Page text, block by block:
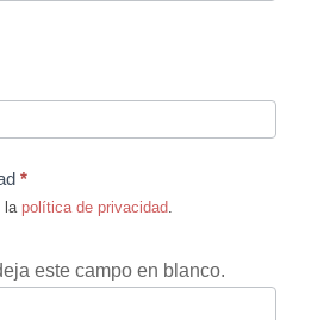
*
la política de privacidad
este campo en blanco.